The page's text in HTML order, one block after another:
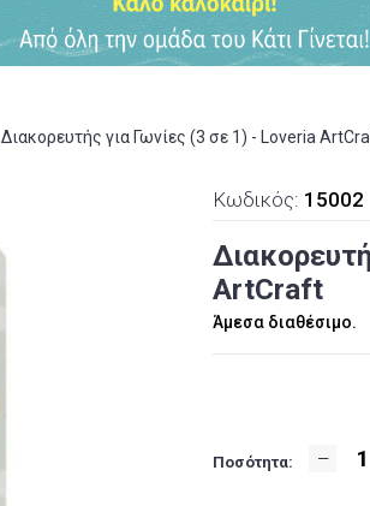
Διακορευτής για Γωνίες (3 σε 1) - Loveria
Κωδικός: 15002
ArtCraft
Άμεσα διαθέσιμο.
Ποσότητα: